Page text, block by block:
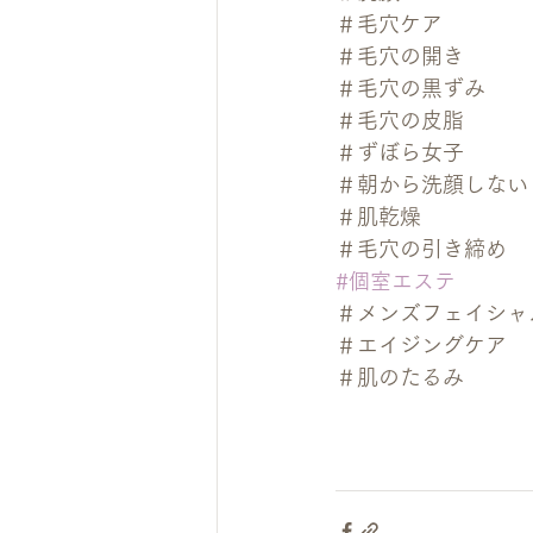
＃毛穴ケア
＃毛穴の開き
＃毛穴の黒ずみ
＃毛穴の皮脂
＃ずぼら女子
＃朝から洗顔しない
＃肌乾燥
＃毛穴の引き締め
#個室エステ
＃メンズフェイシャ
＃エイジングケア
＃肌のたるみ